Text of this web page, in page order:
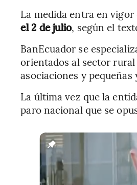
La medida entra en
el 2 de julio, según el
BanEcuador se
orientados al sector
asociaciones y pequeñas
La última vez que la
paro nacional que se